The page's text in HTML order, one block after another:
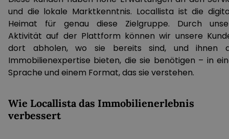
und die lokale Marktkenntnis. Locallista ist die
Heimat für genau diese Zielgruppe. Durch
Aktivität auf der Plattform können wir unsere
dort abholen, wo sie bereits sind, und ihnen
Immobilienexpertise bieten, die sie benötigen – in
Sprache und einem Format, das sie verstehen.
Wie Locallista das Immobilienerlebnis
verbessert